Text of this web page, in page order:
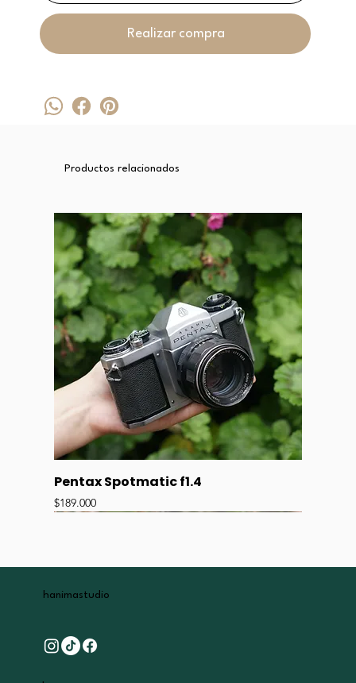
Realizar compra
Productos relacionados
Pentax Spotmatic f1.4
Precio
$189.000
hanimastudio